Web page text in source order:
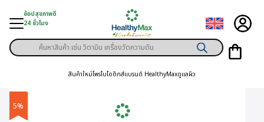
content
ช้อปสุขภาพดี
24 ชั่วโมง
มู่สินค้า
าพเฉพาะคุณ
Products
search
สินค้าใหม่โพรไบโอติกส์แบรนด์ HealthyMaxดูแลผิว
5%